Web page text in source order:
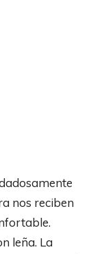
nos reciben
leña. La